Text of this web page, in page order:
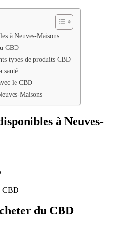
à Neuves-Maisons
CBD
types de produits CBD
santé
le CBD
Maisons
à Neuves-
CBD
du CBD